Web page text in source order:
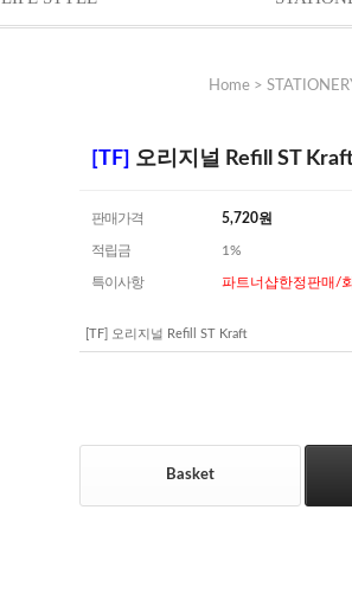
Home >
[TF] 오리지널 Refill ST
판매가격 5,720원
적립금 1%
특이사항 파트너샵한정판매/
[TF] 오리지널 Refill ST Kraft
Basket